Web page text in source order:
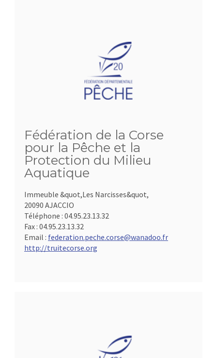
Fédération de la Corse
pour la Pêche et la
Protection du Milieu
Aquatique
Immeuble &quot,Les Narcisses&quot,
20090 AJACCIO
Téléphone : 04.95.23.13.32
Fax : 04.95.23.13.32
Email : federation.peche.corse@wanadoo.fr
http://truitecorse.org